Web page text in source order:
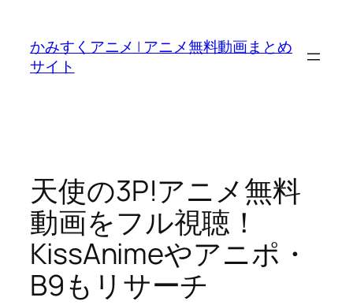
かみすくアニメ | アニメ無料動画まとめ
サイト
天使の3P!アニメ無料
動画をフル視聴！
KissAnimeやアニポ・
B9もリサーチ